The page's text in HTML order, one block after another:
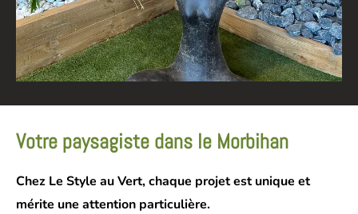
Votre paysagiste dans le Morbihan
Chez Le Style au Vert, chaque projet est unique et
mérite une attention particulière.